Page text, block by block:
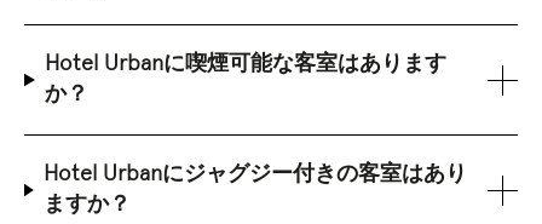
Hotel Urbanに喫煙可能な客室はあります
か？
Hotel Urbanにジャグジー付きの客室はあり
ますか？